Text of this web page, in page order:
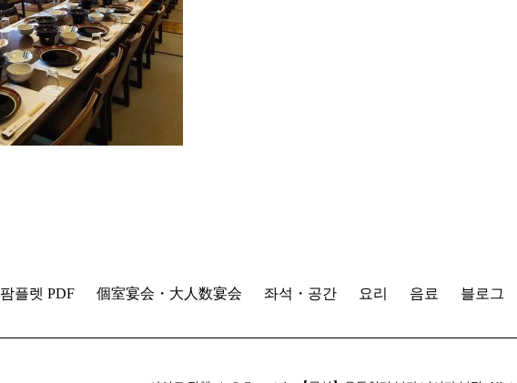
팜플렛 PDF 個室宴会・大人数宴会 좌석・공간 요리 음료 블로그